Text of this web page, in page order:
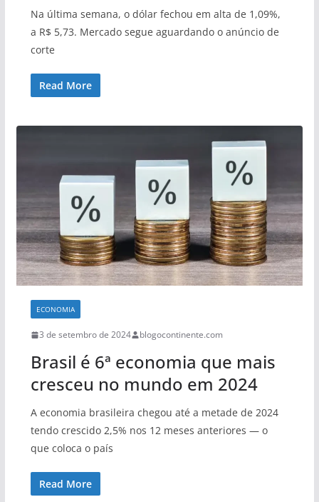
Na última semana, o dólar fechou em alta de 1,09%,
a R$ 5,73. Mercado segue aguardando o anúncio de
corte
Read More
ECONOMIA
3 de setembro de 2024 blogocontinente.com
Brasil é 6ª economia que mais
cresceu no mundo em 2024
A economia brasileira chegou até a metade de 2024
tendo crescido 2,5% nos 12 meses anteriores — o
que coloca o país
Read More